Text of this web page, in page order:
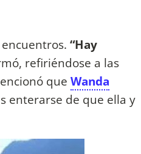
“Hay
refiriéndose a las
que Wanda
enterarse de que ella y